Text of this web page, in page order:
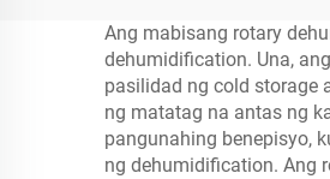
Ang mabisang rotary
dehumidification. Una,
pasilidad ng cold storage
ng matatag na antas ng
pangunahing benepisyo,
ng dehumidification. Ang